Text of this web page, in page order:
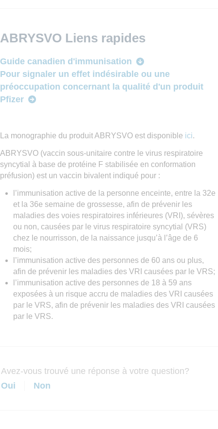
ABRYSVO Liens rapides
Guide canadien d'immunisation
Pour signaler un effet indésirable ou une
préoccupation concernant la qualité d'un produit
Pfizer
La monographie du produit ABRYSVO est disponible ici.
ABRYSVO (vaccin sous-unitaire contre le virus respiratoire
syncytial à base de protéine F stabilisée en conformation
préfusion) est un vaccin bivalent indiqué pour :
l’immunisation active de la personne enceinte, entre la 32e
et la 36e semaine de grossesse, afin de prévenir les
maladies des voies respiratoires inférieures (VRI), sévères
ou non, causées par le virus respiratoire syncytial (VRS)
chez le nourrisson, de la naissance jusqu’à l’âge de 6
mois;
l’immunisation active des personnes de 60 ans ou plus,
afin de prévenir les maladies des VRI causées par le VRS;
l’immunisation active des personnes de 18 à 59 ans
exposées à un risque accru de maladies des VRI causées
par le VRS, afin de prévenir les maladies des VRI causées
par le VRS.
Avez-vous trouvé une réponse à votre question?
Oui
Non